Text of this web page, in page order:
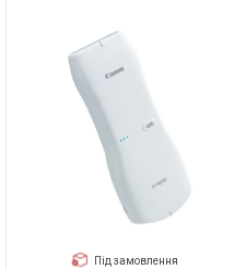
Під замовлення